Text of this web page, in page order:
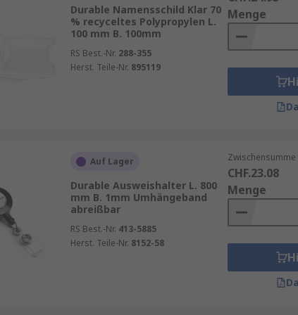
sein?
dass zu viele Informationen auf einer solch
Durable Namensschild Klar 70
% recyceltes Polypropylen L.
100 mm B. 100mm
RS Best.-Nr. 288-355
Herst. Teile-Nr. 895119
Menge
Auf Lager
Durable Ausweishalter L. 800
mm B. 1mm Umhängeband
abreißbar
RS Best.-Nr. 413-5885
Herst. Teile-Nr. 8152-58
Zwischensumme
CHF.23.08
Menge